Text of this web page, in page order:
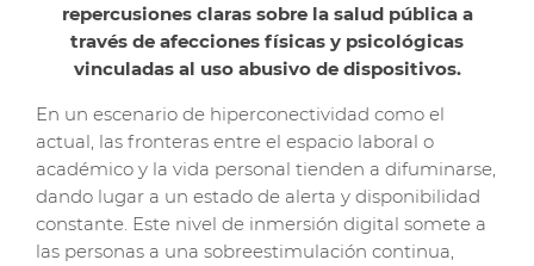
repercusiones claras sobre la salud pública a
través de afecciones físicas y psicológicas
vinculadas al uso abusivo de dispositivos.
En un escenario de hiperconectividad como el
actual, las fronteras entre el espacio laboral o
académico y la vida personal tienden a difuminarse,
dando lugar a un estado de alerta y disponibilidad
constante. Este nivel de inmersión digital somete a
las personas a una sobreestimulación continua,